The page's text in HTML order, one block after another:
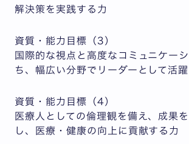
解決策を実践する力
資質・能力目標（3）
国際的な視点と高度なコミュニケー
ち、幅広い分野でリーダーとして活
資質・能力目標（4）
医療人としての倫理観を備え、成果
し、医療・健康の向上に貢献する力